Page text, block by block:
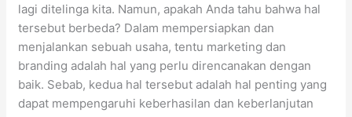
lagi ditelinga kita. Namun, apakah Anda tahu bahwa hal
tersebut berbeda? Dalam mempersiapkan dan
menjalankan sebuah usaha, tentu marketing dan
branding adalah hal yang perlu direncanakan dengan
baik. Sebab, kedua hal tersebut adalah hal penting yang
dapat mempengaruhi keberhasilan dan keberlanjutan